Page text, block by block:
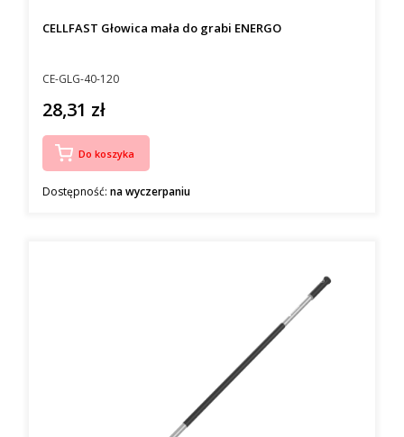
Kod producenta
CE-GLG-40-120
CELLFAST Głowica mała do grabi ENERGO
Cena
28,31 zł
Do koszyka
Dostępność: na wyczerpaniu